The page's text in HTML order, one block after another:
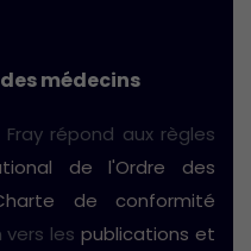
médecins
répond aux règles
de l'Ordre des
de conformité
vers lespublications et